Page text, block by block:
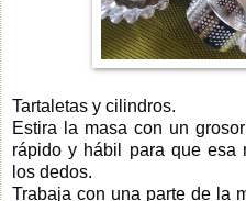
Tartaletas y cilindros.
Estira la masa con un
rápido y hábil para que esa
los dedos.
Trabaja con una parte de la